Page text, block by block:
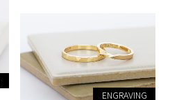
ENGRAVING